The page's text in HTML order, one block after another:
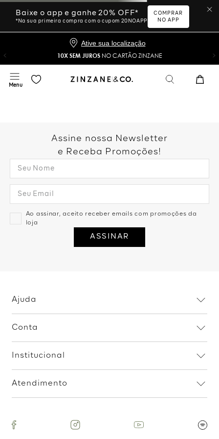
Ative sua localização
10X SEM JUROS NO CARTÃO ZINZANE
foi encontrada.
Vamos tentar novamente?